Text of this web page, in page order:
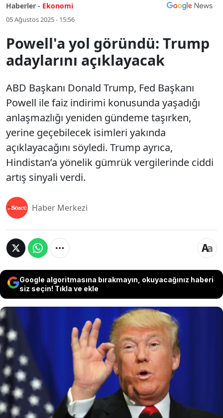
Haberler - Ekonomi
05 Ağustos 2025 - 15:56
Powell'a yol göründü: Trump
adaylarını açıklayacak
ABD Başkanı Donald Trump, Fed Başkanı
Powell ile faiz indirimi konusunda yaşadığı
anlaşmazlığı yeniden gündeme taşırken,
yerine geçebilecek isimleri yakında
açıklayacağını söyledi. Trump ayrıca,
Hindistan’a yönelik gümrük vergilerinde ciddi
artış sinyali verdi.
Haber Merkezi
Google algoritmasına bırakmayın, okuyacağınız haberi
siz seçin! Tıkla ve ekle
ABD Başkanı Donald Trump, Fed Başkanı Powell
ile faiz indirimi konusunda yaşadığı anlaşmazlığı
yeniden gündeme taşırken, yerine geçebilecek
isimleri yakında açıklayacağını söyledi. Trump
ayrıca, Hindistan’a yönelik gümrük vergilerinde
ciddi artış sinyali verdi.